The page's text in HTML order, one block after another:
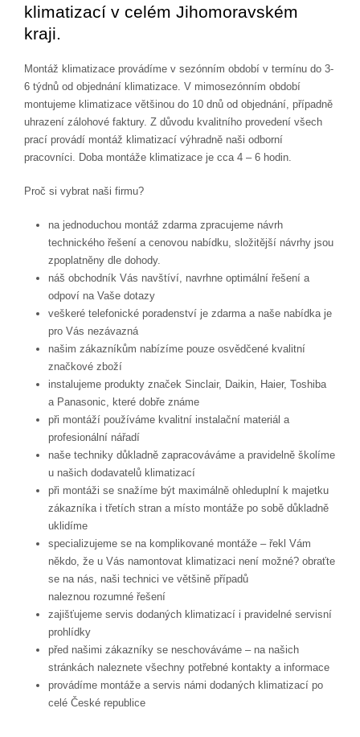
klimatizací v celém Jihomoravském
kraji.
Montáž klimatizace provádíme v sezónním období v termínu do 3-
6 týdnů od objednání klimatizace. V mimosezónním období
montujeme klimatizace většinou do 10 dnů od objednání, případně
uhrazení zálohové faktury. Z důvodu kvalitního provedení všech
prací provádí montáž klimatizací výhradně naši odborní
pracovníci. Doba montáže klimatizace je cca 4 – 6 hodin.
Proč si vybrat naši firmu?
na jednoduchou montáž zdarma zpracujeme návrh
technického řešení a cenovou nabídku, složitější návrhy jsou
zpoplatněny dle dohody.
náš obchodník Vás navštíví, navrhne optimální řešení a
odpoví na Vaše dotazy
veškeré telefonické poradenství je zdarma a naše nabídka je
pro Vás nezávazná
našim zákazníkům nabízíme pouze osvědčené kvalitní
značkové zboží
instalujeme produkty značek Sinclair, Daikin, Haier, Toshiba
a Panasonic, které dobře známe
při montáží používáme kvalitní instalační materiál a
profesionální nářadí
naše techniky důkladně zapracováváme a pravidelně školíme
u našich dodavatelů klimatizací
při montáži se snažíme být maximálně ohleduplní k majetku
zákazníka i třetích stran a místo montáže po sobě důkladně
uklidíme
specializujeme se na komplikované montáže – řekl Vám
někdo, že u Vás namontovat klimatizaci není možné? obraťte
se na nás, naši technici ve většině případů
naleznou rozumné řešení
zajišťujeme servis dodaných klimatizací i pravidelné servisní
prohlídky
před našimi zákazníky se neschováváme – na našich
stránkách naleznete všechny potřebné kontakty a informace
provádíme montáže a servis námi dodaných klimatizací po
celé České republice